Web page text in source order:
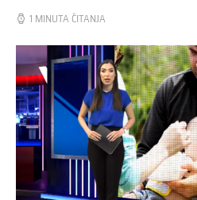
1 MINUTA ČITANJA